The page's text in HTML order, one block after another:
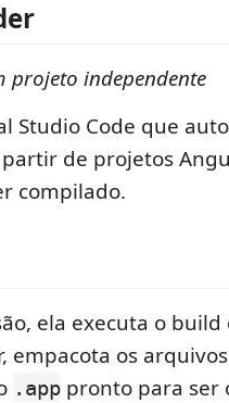
projeto independente
Studio Code que
de projetos
compilado.
ela executa o
empacota os
.app pronto para